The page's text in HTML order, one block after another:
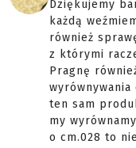
Dziękujemy
każdą
również
z którymi
Pragnę
ten sam
my
o cm.028 to